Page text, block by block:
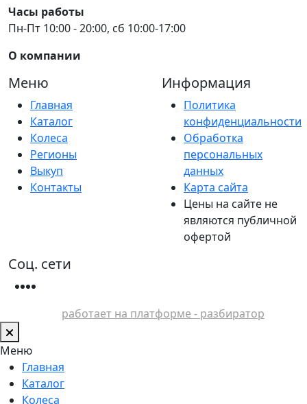
Часы работы
Пн-Пт 10:00 - 20:00, сб 10:00-17:00
О компании
Меню
Главная
Каталог
Колеса
Регионы
Выкуп
Контакты
Информация
Политика
конфиденциальности
Обработка
персональных
данных
Карта сайта
Цены на сайте не
являются публичной
офертой
Соц. сети
работает на платформе - разбиратор
Меню
Главная
Каталог
Колеса